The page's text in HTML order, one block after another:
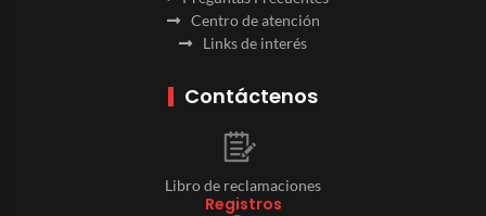
Centro de atención
Links de interés
Contáctenos
Libro de reclamaciones
Registros